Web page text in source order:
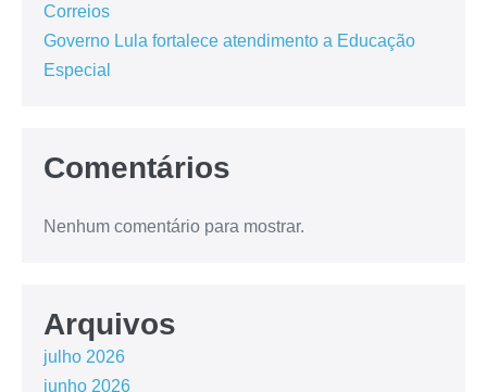
Correios
Governo Lula fortalece atendimento a Educação
Especial
Comentários
Nenhum comentário para mostrar.
Arquivos
julho 2026
junho 2026